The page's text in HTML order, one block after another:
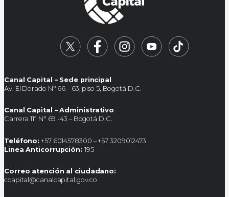
Canal Capital – Sede principal
Av. El Dorado N° 66 – 63, piso 5, Bogotá D.C.
Canal Capital – Administrativo
Carrera 11ª N° 69 -43 – Bogotá D.C.
Teléfono: +57 6014578300 – +57 3209012473
Linea Anticorrupción: 195
Correo atención al ciudadano:
ccapital@canalcapital.gov.co